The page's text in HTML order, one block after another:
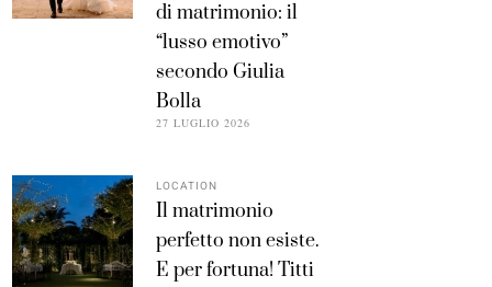
di matrimonio: il
“lusso emotivo”
secondo Giulia
Bolla
27 LUGLIO 2026
LOCATION
Il matrimonio
perfetto non esiste.
E per fortuna! Titti